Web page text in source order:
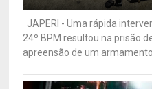
JAPERI - Uma rápida
24º BPM resultou na prisão
apreensão de um armamento